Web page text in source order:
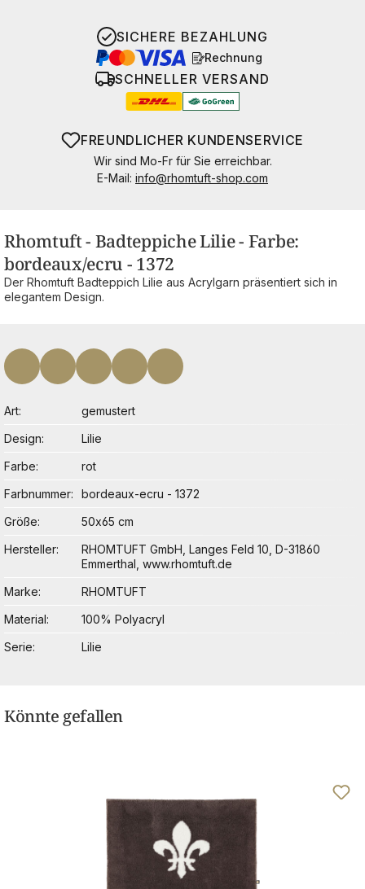
SICHERE BEZAHLUNG
Rechnung
SCHNELLER VERSAND
FREUNDLICHER KUNDENSERVICE
Wir sind Mo-Fr für Sie erreichbar.
E-Mail: info@rhomtuft-shop.com
Rhomtuft - Badteppiche Lilie - Farbe:
bordeaux/ecru - 1372
Der Rhomtuft Badteppich Lilie aus Acrylgarn präsentiert sich in
elegantem Design.
Art
gemustert
Design
Lilie
Farbe
rot
Farbnummer
bordeaux-ecru - 1372
Größe
50x65 cm
Hersteller
RHOMTUFT GmbH, Langes Feld 10, D-31860
Emmerthal, www.rhomtuft.de
Marke
RHOMTUFT
Material
100% Polyacryl
Serie
Lilie
Könnte gefallen